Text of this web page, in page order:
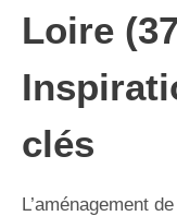
Loire
clés
L’aménagement